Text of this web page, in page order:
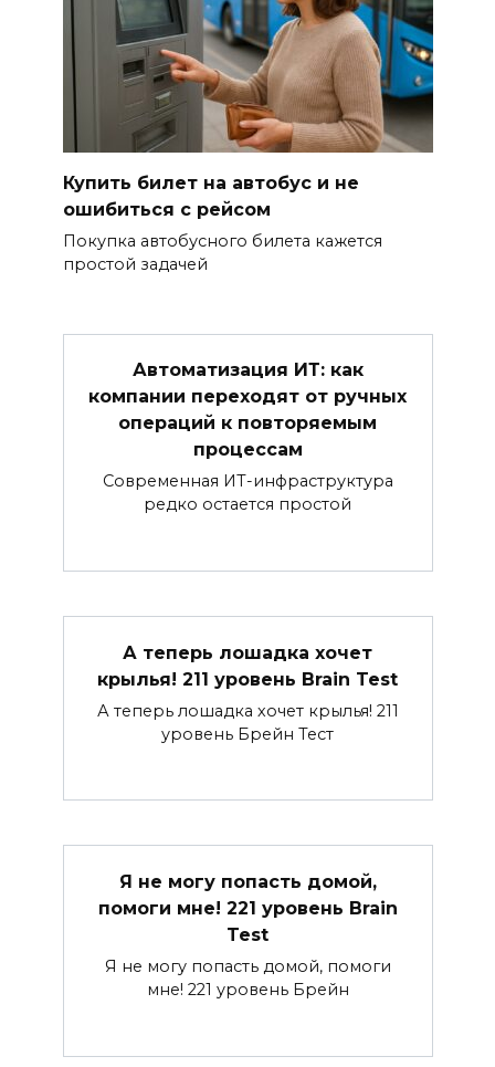
Купить билет на автобус и не
ошибиться с рейсом
Покупка автобусного билета кажется
простой задачей
Автоматизация ИТ: как
компании переходят от ручных
операций к повторяемым
процессам
Современная ИТ-инфраструктура
редко остается простой
А теперь лошадка хочет
крылья! 211 уровень Brain Test
А теперь лошадка хочет крылья! 211
уровень Брейн Тест
Я не могу попасть домой,
помоги мне! 221 уровень Brain
Test
Я не могу попасть домой, помоги
мне! 221 уровень Брейн